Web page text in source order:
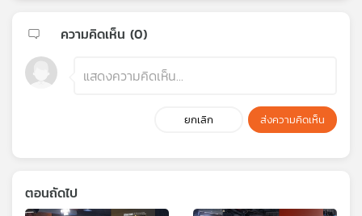
ความคิดเห็น (0)
ยกเลิก ส่งความคิดเห็น
ตอนถัดไป